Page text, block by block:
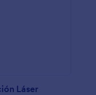
Láser